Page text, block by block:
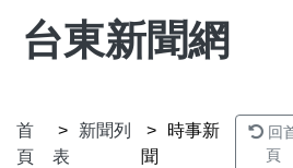
台東新聞網
首
頁
新聞列
表
時事新
聞
回
頁